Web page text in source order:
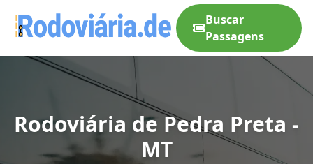
Buscar
Passagens
Rodoviária de Pedra Preta -
MT